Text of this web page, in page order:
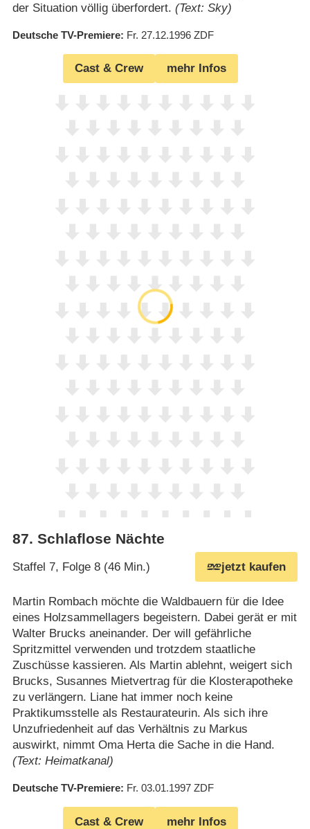
der Situation völlig überfordert. (Text: Sky)
Deutsche TV-Premiere Fr. 27.12.1996 ZDF
Cast & Crew mehr Infos
87. Schlaflose Nächte
Staffel 7, Folge 8 (46 Min.) jetzt kaufen
Martin Rombach möchte die Waldbauern für die Idee
eines Holzsammellagers begeistern. Dabei gerät er mit
Walter Brucks aneinander. Der will gefährliche
Spritzmittel verwenden und trotzdem staatliche
Zuschüsse kassieren. Als Martin ablehnt, weigert sich
Brucks, Susannes Mietvertrag für die Klosterapotheke
zu verlängern. Liane hat immer noch keine
Praktikumsstelle als Restaurateurin. Als sich ihre
Unzufriedenheit auf das Verhältnis zu Markus
auswirkt, nimmt Oma Herta die Sache in die Hand.
(Text: Heimatkanal)
Deutsche TV-Premiere Fr. 03.01.1997 ZDF
Cast & Crew mehr Infos